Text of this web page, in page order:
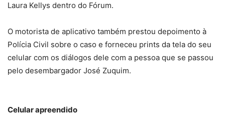
Laura Kellys dentro do Fórum.
O motorista de aplicativo também prestou depoimento à
Polícia Civil sobre o caso e forneceu prints da tela do seu
celular com os diálogos dele com a pessoa que se passou
pelo desembargador José Zuquim.
Celular apreendido